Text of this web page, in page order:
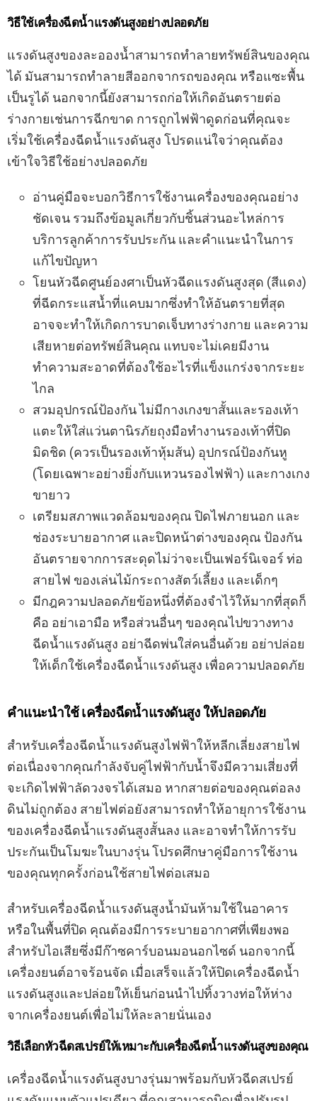
วิธีใช้เครื่องฉีดน้ำแรงดันสูงอย่างปลอดภัย
แรงดันสูงของละอองน้ำสามารถทำลายทรัพย์สินของคุณ
ได้ มันสามารถทำลายสีออกจากรถของคุณ หรือแซะพื้น
เป็นรูได้ นอกจากนี้ยังสามารถก่อให้เกิดอันตรายต่อ
ร่างกายเช่นการฉีกขาด การถูกไฟฟ้าดูดก่อนที่คุณจะ
เริ่มใช้เครื่องฉีดน้ำแรงดันสูง โปรดแน่ใจว่าคุณต้อง
เข้าใจวิธีใช้อย่างปลอดภัย
อ่านคู่มือจะบอกวิธีการใช้งานเครื่องของคุณอย่าง
ชัดเจน รวมถึงข้อมูลเกี่ยวกับชิ้นส่วนอะไหล่การ
บริการลูกค้าการรับประกัน และคำแนะนำในการ
แก้ไขปัญหา
โยนหัวฉีดศูนย์องศาเป็นหัวฉีดแรงดันสูงสุด (สีแดง)
ที่ฉีดกระแสน้ำที่แคบมากซึ่งทำให้อันตรายที่สุด
อาจจะทำให้เกิดการบาดเจ็บทางร่างกาย และความ
เสียหายต่อทรัพย์สินคุณ แทบจะไม่เคยมีงาน
ทำความสะอาดที่ต้องใช้อะไรที่แข็งแกร่งจากระยะ
ไกล
สวมอุปกรณ์ป้องกัน ไม่มีกางเกงขาสั้นและรองเท้า
แตะให้ใส่แว่นตานิรภัยถุงมือทำงานรองเท้าที่ปิด
มิดชิด (ควรเป็นรองเท้าหุ้มส้น) อุปกรณ์ป้องกันหู
(โดยเฉพาะอย่างยิ่งกับแหวนรองไฟฟ้า) และกางเกง
ขายาว
เตรียมสภาพแวดล้อมของคุณ ปิดไฟภายนอก และ
ช่องระบายอากาศ และปิดหน้าต่างของคุณ ป้องกัน
อันตรายจากการสะดุดไม่ว่าจะเป็นเฟอร์นิเจอร์ ท่อ
สายไฟ ของเล่นไม้กระถางสัตว์เลี้ยง และเด็กๆ
มีกฎความปลอดภัยข้อหนึ่งที่ต้องจำไว้ให้มากที่สุดก็
คือ อย่าเอามือ หรือส่วนอื่นๆ ของคุณไปขวางทาง
ฉีดน้ำแรงดันสูง อย่าฉีดพ่นใส่คนอื่นด้วย อย่าปล่อย
ให้เด็กใช้เครื่องฉีดน้ำแรงดันสูง เพื่อความปลอดภัย
คำแนะนำใช้เครื่องฉีดน้ำแรงดันสูงให้ปลอดภัย
สำหรับเครื่องฉีดน้ำแรงดันสูงไฟฟ้าให้หลีกเลี่ยงสายไฟ
ต่อเนื่องจากคุณกำลังจับคู่ไฟฟ้ากับน้ำจึงมีความเสี่ยงที่
จะเกิดไฟฟ้าลัดวงจรได้เสมอ หากสายต่อของคุณต่อลง
ดินไม่ถูกต้อง สายไฟต่อยังสามารถทำให้อายุการใช้งาน
ของเครื่องฉีดน้ำแรงดันสูงสั้นลง และอาจทำให้การรับ
ประกันเป็นโมฆะในบางรุ่น โปรดศึกษาคู่มือการใช้งาน
ของคุณทุกครั้งก่อนใช้สายไฟต่อเสมอ
สำหรับเครื่องฉีดน้ำแรงดันสูงน้ำมันห้ามใช้ในอาคาร
หรือในพื้นที่ปิด คุณต้องมีการระบายอากาศที่เพียงพอ
สำหรับไอเสียซึ่งมีก๊าซคาร์บอนมอนอกไซด์ นอกจากนี้
เครื่องยนต์อาจร้อนจัด เมื่อเสร็จแล้วให้ปิดเครื่องฉีดน้ำ
แรงดันสูงและปล่อยให้เย็นก่อนนำไปทิ้งวางท่อให้ห่าง
จากเครื่องยนต์เพื่อไม่ให้ละลายนั่นเอง
วิธีเลือกหัวฉีดสเปรย์ให้เหมาะกับเครื่องฉีดน้ำแรงดันสูงของคุณ
เครื่องฉีดน้ำแรงดันสูงบางรุ่นมาพร้อมกับหัวฉีดสเปรย์